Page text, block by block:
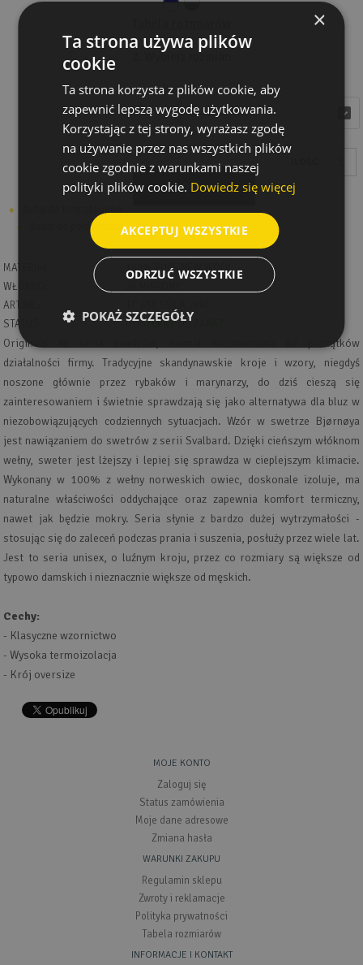
2. Wybierz rozmiar:
Rozmiar
wybierz
wybierz
dodaj do porównania
DODAJ DO KOSZYKA
MATERIAŁ:
100% PURE NEW WOOL
WŁÓKNO:
ART.NR.:
STATUS:
DOSTĘPNY OD ZARAZ
Originals to seria swetrów, niemal niezmieniona od początków
działalności firmy. Tradycyjne skandynawskie kroje i wzory, niegdyś
noszone głównie przez rybaków i marynarzy, do dziś cieszą się
zainteresowaniem i świetnie sprawdzają się jako alternatywa dla bluz w
niezobowiązujących codziennych sytuacjach. Wzór w swetrze Bjørnøya
jest nawiązaniem do swetrów z serii Svalbard. Dzięki cieńszym włóknom
wełny, sweter jest lżejszy i lepiej się sprawdza w cieplejszym klimacie.
Wykonany w 100% z wełny norweskich owiec, doskonale izoluje, ma
naturalne właściwości oddychające oraz zapewnia komfort termiczny,
nawet jak będzie mokry. Seria słynie z bardzo dużej wytrzymałości -
stosując się do zaleceń podczas prania i suszenia, posłuży przez wiele lat.
Jest to seria unisex, o luźnym kroju, przez co rozmiary są większe od
typowo damskich i nieznacznie większe od męskich.
Cechy:
- Klasyczne wzornictwo
- Wysoka termoizolacja
- Krój oversize
MOJE KONTO
Zaloguj się
Status zamówienia
Moje dane adresowe
Zmiana hasła
WARUNKI ZAKUPU
Regulamin sklepu
Zwroty i reklamacje
Polityka prywatności
Tabela rozmiarów
INFORMACJE I KONTAKT
×
Ta strona używa plików
cookie
Ta strona korzysta z plików cookie, aby
zapewnić lepszą wygodę użytkowania.
Korzystając z tej strony, wyrażasz zgodę
na używanie przez nas wszystkich plików
cookie zgodnie z warunkami naszej
polityki plików cookie. Dowiedz się więcej
AKCEPTUJ WSZYSTKIE
ODRZUĆ WSZYSTKIE
POKAŻ SZCZEGÓŁY